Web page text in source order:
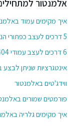
אלמנטור
איך מקימים עמוד
5 דרכים לעצב כפתורי הנעה באלמנטור
6 דרכים לעצב עמודי 404 באלמנטור
אינטגרציות שניתן
ווידג'טים באלמנטור
פורמטים שמורים
איך מקימים גלריה